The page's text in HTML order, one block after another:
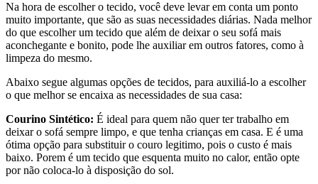
Na hora de escolher o tecido, você deve levar em conta um ponto
muito importante, que são as suas necessidades diárias. Nada melhor
do que escolher um tecido que além de deixar o seu sofá mais
aconchegante e bonito, pode lhe auxiliar em outros fatores, como à
limpeza do mesmo.
Abaixo segue algumas opções de tecidos, para auxiliá-lo a escolher
o que melhor se encaixa as necessidades de sua casa:
Courino Sintético: É ideal para quem não quer ter trabalho em
deixar o sofá sempre limpo, e que tenha crianças em casa. E é uma
ótima opção para substituir o couro legitimo, pois o custo é mais
baixo. Porem é um tecido que esquenta muito no calor, então opte
por não coloca-lo à disposição do sol.